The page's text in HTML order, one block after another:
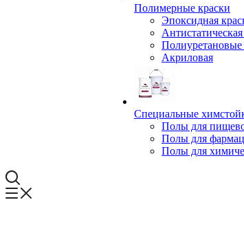
Полимерные краски
Эпоксидная
Антистатическая
Полиуретановые
Акриловая
Специальные
Полы для
Полы для
Полы для